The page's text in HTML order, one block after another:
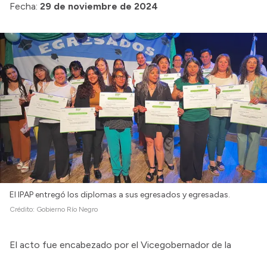
Fecha: 29 de noviembre de 2024
El IPAP entregó los diplomas a sus egresados y egresadas.
Crédito: Gobierno Río Negro
El acto fue encabezado por el Vicegobernador de la